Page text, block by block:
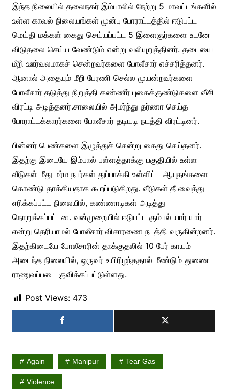
இந்த நிலையில் தலைநகர் இம்பாலில் நேற்று 5 மாவட்டங்களில்
உள்ள காவல் நிலையங்கள் முன்பு போராட்டத்தில் ஈடுபட்ட
மெய்தி மக்கள் கைது செய்யப்பட்ட 5 இளைஞர்களை உடனே
விடுதலை செய்ய வேண்டும் என்று வலியுறுத்தினர். தடையை
மீறி ஊர்வலமாகச் சென்றவர்களை போலீசார் எச்சரித்தனர்.
ஆனால் அதையும் மீறி பேரணி செல்ல முயன்றவர்களை
போலீசார் தடுத்து நிறுத்தி கண்ணீர் புகைக்குண்டுகளை வீசி
விரட்டி அடித்தனர்.சாலையில் அமர்ந்து தர்ணா செய்த
போராட்டக்காரர்களை போலீசார் தடியடி நடத்தி விரட்டினர்.
பின்னர் பெண்களை இழுத்துச் சென்று கைது செய்தனர்.
இதற்கு இடையே இம்பால் பள்ளத்தாக்கு பகுதியில் உள்ள
வீடுகள் மீது மர்ம நபர்கள் துப்பாக்கி உள்ளிட்ட ஆயுதங்களை
கொண்டு தாக்கியதாக கூறப்படுகிறது. வீடுகள் தீ வைத்து
எரிக்கப்பட்ட நிலையில், கண்ணாடிகள் அடித்து
நொறுக்கப்பட்டன. வன்முறையில் ஈடுபட்ட கும்பல் யார் யார்
என்று தெரியாமல் போலீசார் விசாரணை நடத்தி வருகின்றனர்.
இதற்கிடையே போலீசாரின் தாக்குதலில் 10 பேர் காயம்
அடைந்த நிலையில், ஒருவர் உயிரிழந்ததால் மீண்டும் துணை
ராணுவப்படை குவிக்கப்பட்டுள்ளது.
Post Views: 473
Again Manipur Tear Gas
Violence